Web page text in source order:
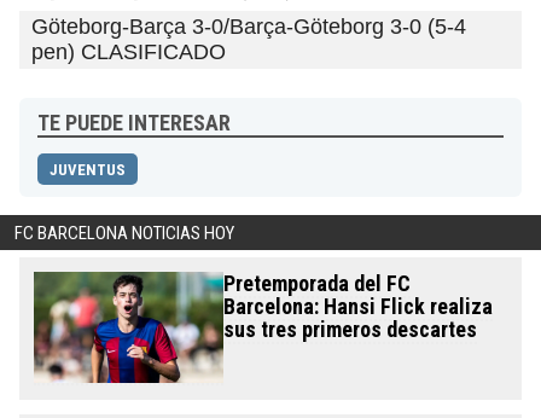
Göteborg-Barça 3-0/Barça-Göteborg 3-0 (5-4
pen) CLASIFICADO
TE PUEDE INTERESAR
JUVENTUS
FC BARCELONA NOTICIAS HOY
Pretemporada del FC
Barcelona: Hansi Flick realiza
sus tres primeros descartes